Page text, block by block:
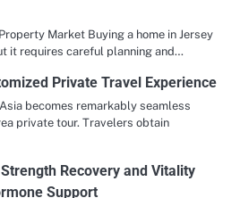
Market Buying a home in Jersey
it requires careful planning and…
Private Travel Experience
becomes remarkably seamless
private tour. Travelers obtain
Recovery and Vitality
Support